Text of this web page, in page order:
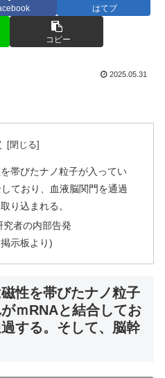
はてブ
コピー
2025.05.31
帯びたナノ粒子が入ってい
ており、血液脳関門を通過
り込まれる。
究者の内部告発
示板より)
性を帯びたナノ粒子
ｍRNAと結合してお
する。そして、脳幹